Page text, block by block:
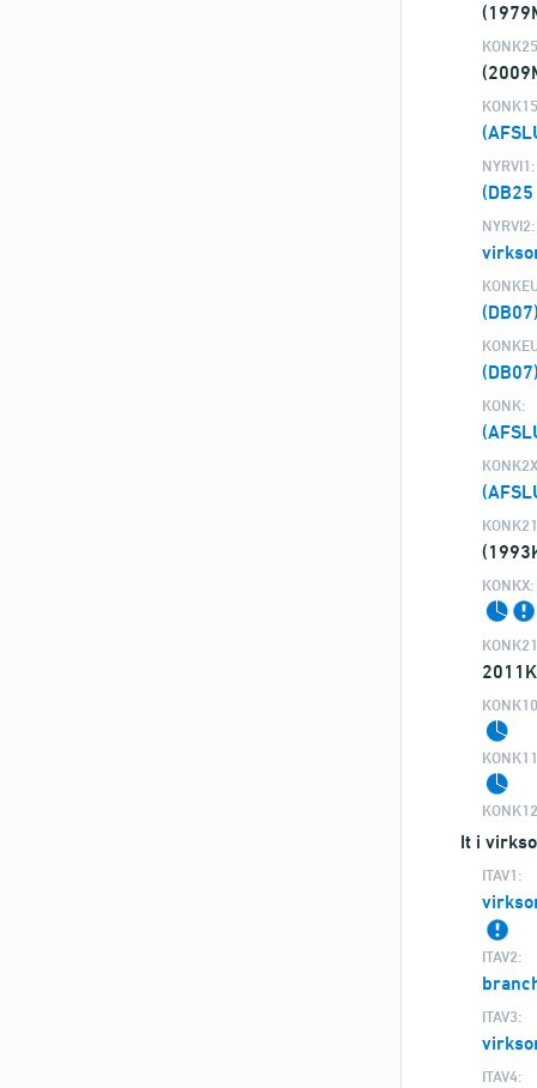
NYRVI1:
NYRVI2:
KONK:
KONKX:
It i
ITAV1:
ITAV2:
ITAV3:
ITAV4: